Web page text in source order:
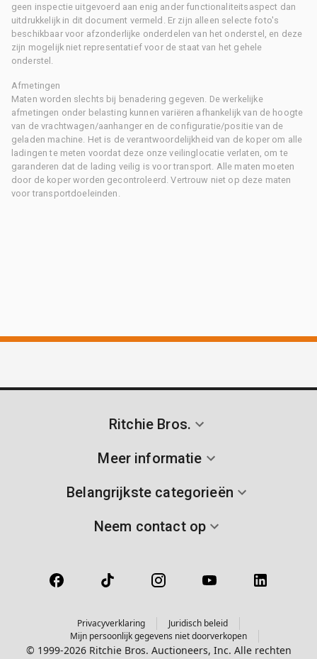
geen inspectie uitgevoerd aan enig ander functionaliteitsaspect dan
uitdrukkelijk in dit document vermeld. Er zijn alleen selecte foto's
beschikbaar voor afzonderlijke onderdelen van het onderstel, en deze
zijn mogelijk niet representatief voor de staat van het gehele
onderstel.
Afmetingen
Maten worden slechts bij benadering gegeven. De werkelijke
afmetingen onder belasting kunnen variëren afhankelijk van de hoogte
van de vrachtwagen/aanhanger en de configuratie/positie van de
geladen machine. Het is de verantwoordelijkheid van de koper om alle
ladingen te meten voordat deze onze veilinglocatie verlaten, om te
garanderen dat de lading veilig is voor transport. Alle maten moeten
door de koper worden gecontroleerd. Vertrouw niet op deze maten
voor transportdoeleinden.
Ritchie Bros.
Meer informatie
Belangrijkste categorieën
Neem contact op
Privacyverklaring
Juridisch beleid
Mijn persoonlijk gegevens niet doorverkopen
© 1999-2026 Ritchie Bros. Auctioneers, Inc. Alle rechten